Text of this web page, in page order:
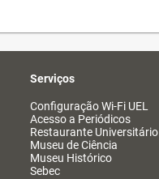
Serviços
Configuração Wi-Fi UEL
Acesso a Periódicos
Restaurante Universitário
Museu de Ciência
Museu Histórico
Sebec